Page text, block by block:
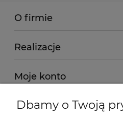
O firmie
Realizacje
Moje konto
Regulamin
Dbamy o Twoją